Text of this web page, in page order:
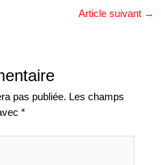
Article suivant →
pas publiée. Les champs
*